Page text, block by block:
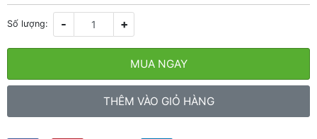
Số lượng: - +
MUA NGAY
THÊM VÀO GIỎ HÀNG